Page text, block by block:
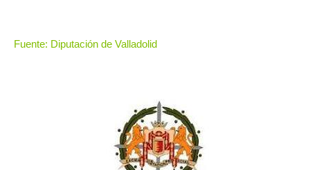
Fuente: Diputación de Valladolid